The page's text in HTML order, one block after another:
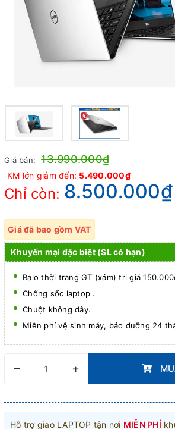
Giá bán: 13.990.000₫
KM lớn giảm đến: 5.490.000₫
Chỉ còn: 8.500.000₫
Giá đã bao gồm VAT
Khuyến mại đặc biệt (SL có hạn)
Balo thời trang GT (xám) trị giá
Chống sốc laptop .
Chuột không dây.
Miễn phí vệ sinh máy, bảo dưỡng 24
– +
Hỗ trợ giao LAPTOP tận nơi MIỄN PHÍ